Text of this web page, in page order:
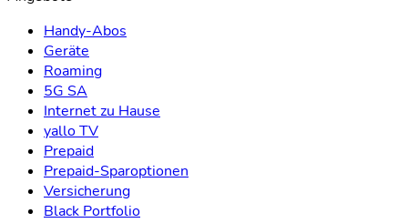
Handy-Abos
Geräte
Roaming
5G SA
Internet zu Hause
yallo TV
Prepaid
Prepaid-Sparoptionen
Versicherung
Black Portfolio